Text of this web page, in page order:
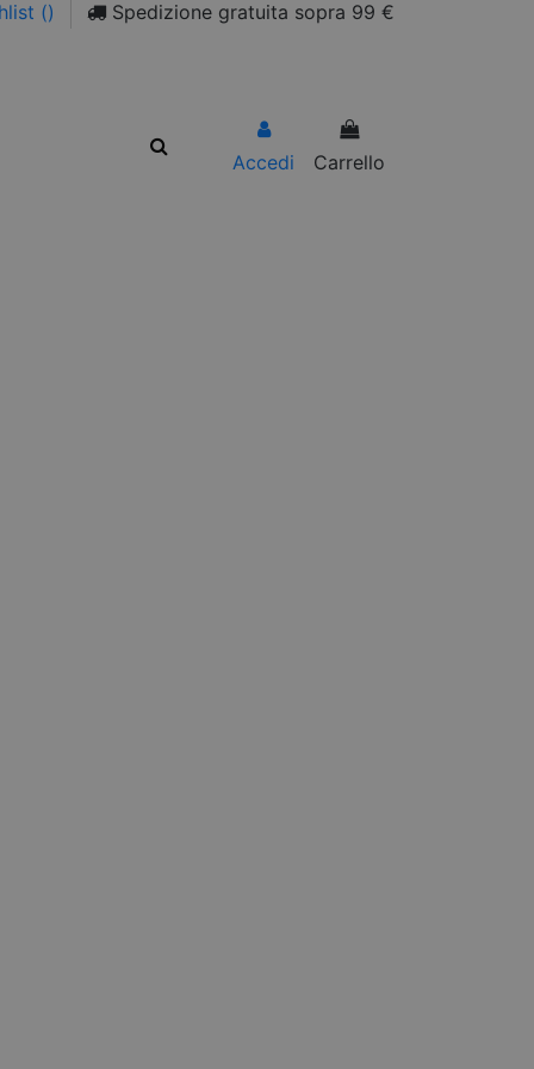
() Spedizione gratuita sopra 99 €
Accedi Carrello